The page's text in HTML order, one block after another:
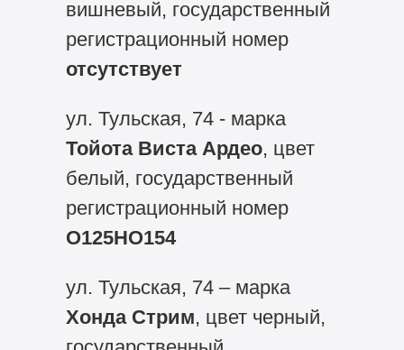
вишневый, государственный
регистрационный номер
отсутствует
ул. Тульская, 74 - марка
Тойота Виста Ардео, цвет
белый, государственный
регистрационный номер
О125НО154
ул. Тульская, 74 – марка
Хонда Стрим, цвет черный,